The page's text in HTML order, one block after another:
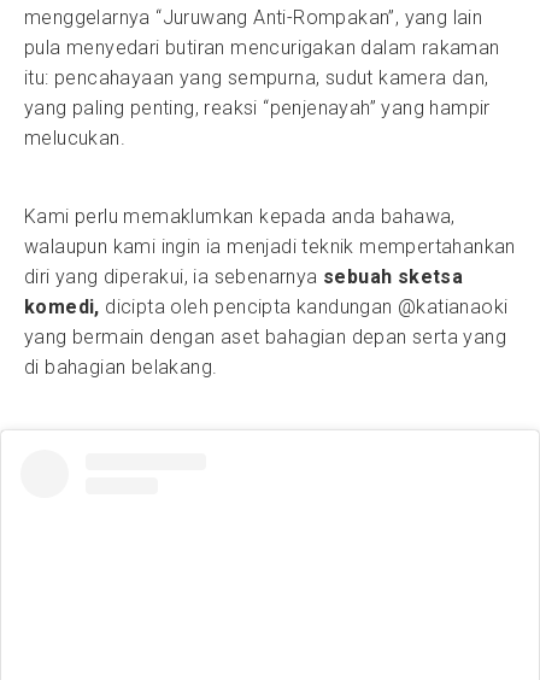
menggelarnya “Juruwang Anti-Rompakan”, yang lain
pula menyedari butiran mencurigakan dalam rakaman
itu: pencahayaan yang sempurna, sudut kamera dan,
yang paling penting, reaksi “penjenayah” yang hampir
melucukan.
Kami perlu memaklumkan kepada anda bahawa,
walaupun kami ingin ia menjadi teknik mempertahankan
diri yang diperakui, ia sebenarnya sebuah sketsa
komedi, dicipta oleh pencipta kandungan @katianaoki
yang bermain dengan aset bahagian depan serta yang
di bahagian belakang.